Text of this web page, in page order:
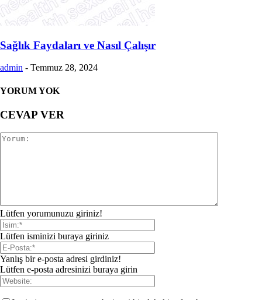
Sağlık Faydaları ve Nasıl Çalışır
admin - Temmuz 28, 2024
YORUM YOK
CEVAP VER
Lütfen yorumunuzu giriniz!
Lütfen isminizi buraya giriniz
Yanlış bir e-posta adresi girdiniz!
Lütfen e-posta adresinizi buraya girin